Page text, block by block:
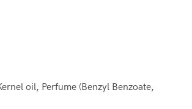
oil, Perfume (Benzyl Benzoate,